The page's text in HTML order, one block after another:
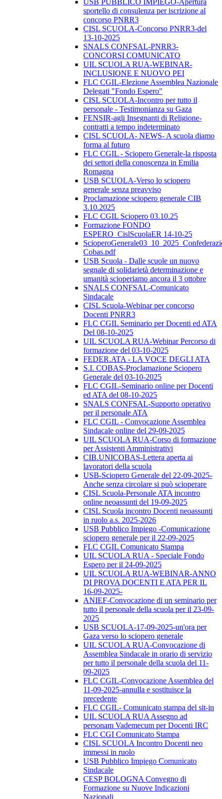
USB PUBBLICO IMPIEGO-Apertura
sportello di consulenza per iscrizione al
concorso PNRR3
CISL SCUOLA-Concorso PNRR3-del
13-10-2025
SNALS CONFSAL-PNRR3-
CONCORSI COMUNICATO
UIL SCUOLA RUA-WEBINAR-
INCLUSIONE E NUOVO PEI
FLC CGIL-Elezione Assemblea Nazionale
Delegati "Fondo Espero"
CISL SCUOLA-Incontro per tutto il
personale - Testimonianza su Gaza
FENSIR-agli Insegnanti di Religione-
contratti a tempo indeterminato
CISL SCUOLA- NEWS- A scuola diamo
forma al futuro
FLC CGIL - Sciopero Generale-la risposta
dei settori della conoscenza in Emilia
Romagna
USB SCUOLA-Verso lo sciopero
generale senza preavviso
Proclamazione sciopero generale CIB
3.10.2025
FLC CGIL Sciopero 03.10.25
Formazione FONDO
ESPERO_CislScuolaER 14-10-25
Cobas.pdf
USB Scuola - Dalle scuole un nuovo
segnale di solidarietà determinazione e
umanità scioperiamo ancora il 3 ottobre
SNALS CONFSAL-Comunicato
Sindacale
CISL Scuola-Webinar per concorso
Docenti PNRR3
FLC CGIL Seminario per Docenti ed ATA
Del 08-10-2025
UIL SCUOLA RUA-Webinar Percorso di
formazione del 03-10-2025
FEDER.ATA - LA VOCE DEGLI ATA
S.I. COBAS-Proclamazione Sciopero
Generale del 03-10-2025
FLC CGIL-Seminario online per Docenti
ed ATA del 08-10-2025
SNALS CONFSAL-Supporto operativo
per il personale ATA
FLC CGIL - Convocazione Assemblea
Sindacale online del 29-09-2025
UIL SCUOLA RUA-Corso di formazione
per Assistenti Amministrativi
CIB.UNICOBAS-Lettera aperta ai
lavoratori della scuola
USB-Sciopero Generale del 22-09-2025-
Anche senza circolare si può scioperare
CISL Scuola-Personale ATA incontro
online neoassunti del 19-09-2025
CISL Scuola incontro Docenti neoassunti
in ruolo a.s. 2025-2026
USB Pubblico Impiego -Comunicazione
sciopero generale per il 22-09-2025
FLC CGIL Comunicato Stampa
UIL SCUOLA RUA - Speciale Fondo
Espero per il 24-09-2025
UIL SCUOLA RUA-WEBINAR-ANNO
DI PROVA DOCENTI E ATA PER IL
16-09-2025-
ANIEF-Convocazione di un seminario per
tutto il personale della scuola per il 23-09-
2025
USB SCUOLA-17-09-2025-un'ora per
Gaza verso lo sciopero generale
UIL SCUOLA RUA-Convocazione di
Assemblea Sindacale in orario di servizio
per tutto il personale della scuola del 11-
09-2025
FLC CGIL-Convocazione Assemblea del
11-09-2025-annulla e sostituisce la
precedente
FLC CGIL- Comunicato stampa del sit-in
UIL SCUOLA RUA Assegno ad
personam Vademecum per Docenti IRC
FLC CGI Comunicato Stampa
CISL SCUOLA Incontro Docenti neo
immessi in ruolo
USB Pubblico Impiego Comunicato
Sindacale
CESP BOLOGNA Convegno di
Formazione su Nuove Indicazioni
Nazionali